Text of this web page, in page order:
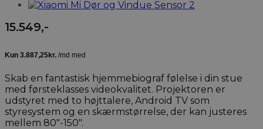
15.549,-
Skab en fantastisk hjemmebiograf følelse i din stue
med førsteklasses videokvalitet. Projektoren er
udstyret med to højttalere, Android TV som
styresystem og en skærmstørrelse, der kan justeres
mellem 80″-150″.